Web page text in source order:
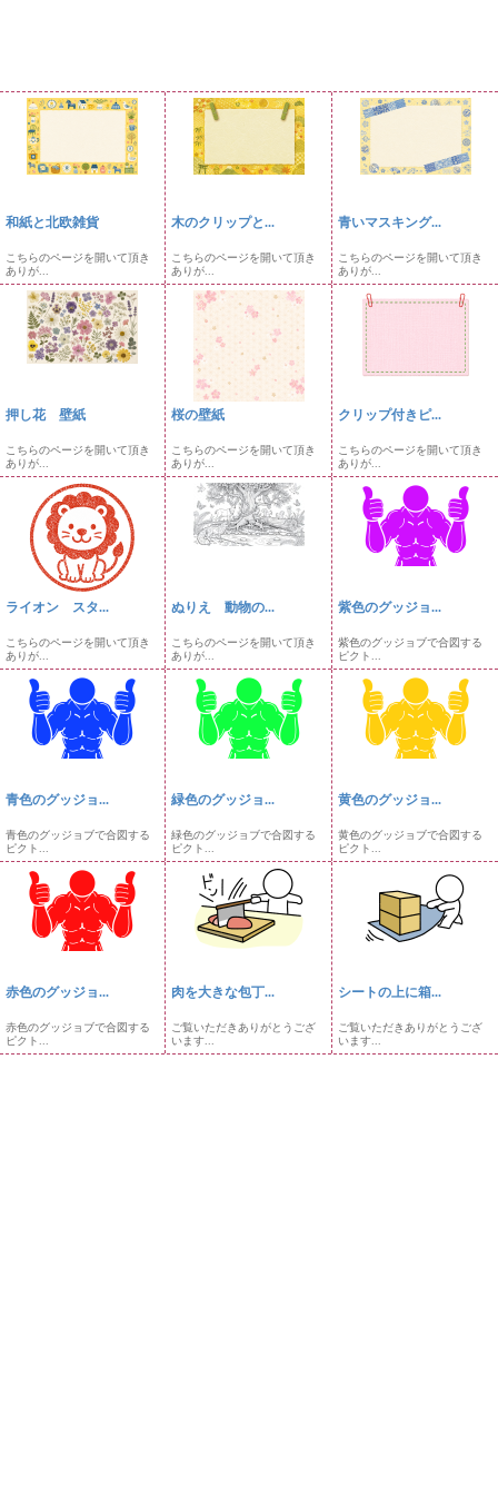
和紙と北欧雑貨
こちらのページを開いて頂き
ありが...
木のクリップと...
こちらのページを開いて頂き
ありが...
青いマスキング...
こちらのページを開いて頂き
ありが...
押し花 壁紙
こちらのページを開いて頂き
ありが...
桜の壁紙
こちらのページを開いて頂き
ありが...
クリップ付きピ...
こちらのページを開いて頂き
ありが...
ライオン スタ...
こちらのページを開いて頂き
ありが...
ぬりえ 動物の...
こちらのページを開いて頂き
ありが...
紫色のグッジョ...
紫色のグッジョブで合図する
ピクト...
青色のグッジョ...
青色のグッジョブで合図する
ピクト...
緑色のグッジョ...
緑色のグッジョブで合図する
ピクト...
黄色のグッジョ...
黄色のグッジョブで合図する
ピクト...
赤色のグッジョ...
赤色のグッジョブで合図する
ピクト...
肉を大きな包丁...
ご覧いただきありがとうござ
います...
シートの上に箱...
ご覧いただきありがとうござ
います...